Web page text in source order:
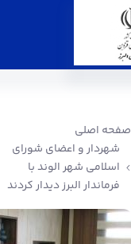
صفحه اصلی
شهردار و اعضای شورای
اسلامی شهر الوند با
فرماندار البرز دیدار کردند